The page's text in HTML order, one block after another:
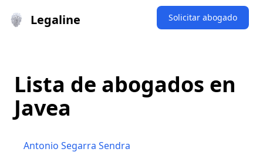
Legaline Solicitar abogado
Lista de abogados en
Javea
Antonio Segarra Sendra